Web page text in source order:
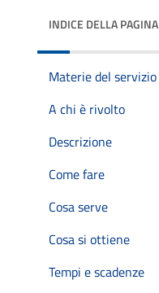
INDICE DELLA PAGINA
Materie del servizio
A chi è rivolto
Descrizione
Come fare
Cosa serve
Cosa si ottiene
Tempi e scadenze